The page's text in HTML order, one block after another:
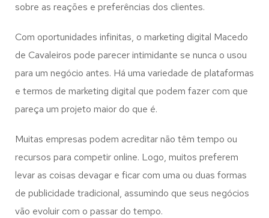
sobre as reações e preferências dos clientes.
Com oportunidades infinitas, o marketing digital Macedo
de Cavaleiros pode parecer intimidante se nunca o usou
para um negócio antes. Há uma variedade de plataformas
e termos de marketing digital que podem fazer com que
pareça um projeto maior do que é.
Muitas empresas podem acreditar não têm tempo ou
recursos para competir online. Logo, muitos preferem
levar as coisas devagar e ficar com uma ou duas formas
de publicidade tradicional, assumindo que seus negócios
vão evoluir com o passar do tempo.